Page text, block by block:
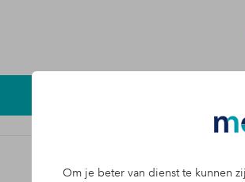
Om je beter van dienst te kunnen